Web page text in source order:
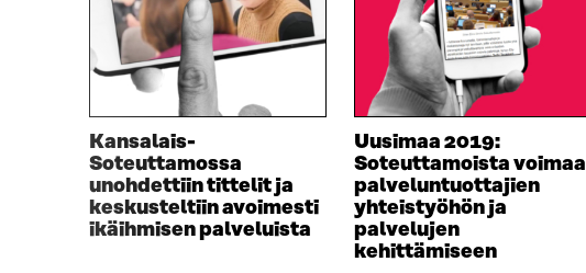
Kansalais-
Soteuttamossa
unohdettiin tittelit ja
keskusteltiin avoimesti
ikäihmisen palveluista
Uusimaa 2019:
Soteuttamoista voimaa
palveluntuottajien
yhteistyöhön ja
palvelujen
kehittämiseen